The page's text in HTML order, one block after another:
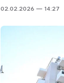
02.02.2026 — 14:27